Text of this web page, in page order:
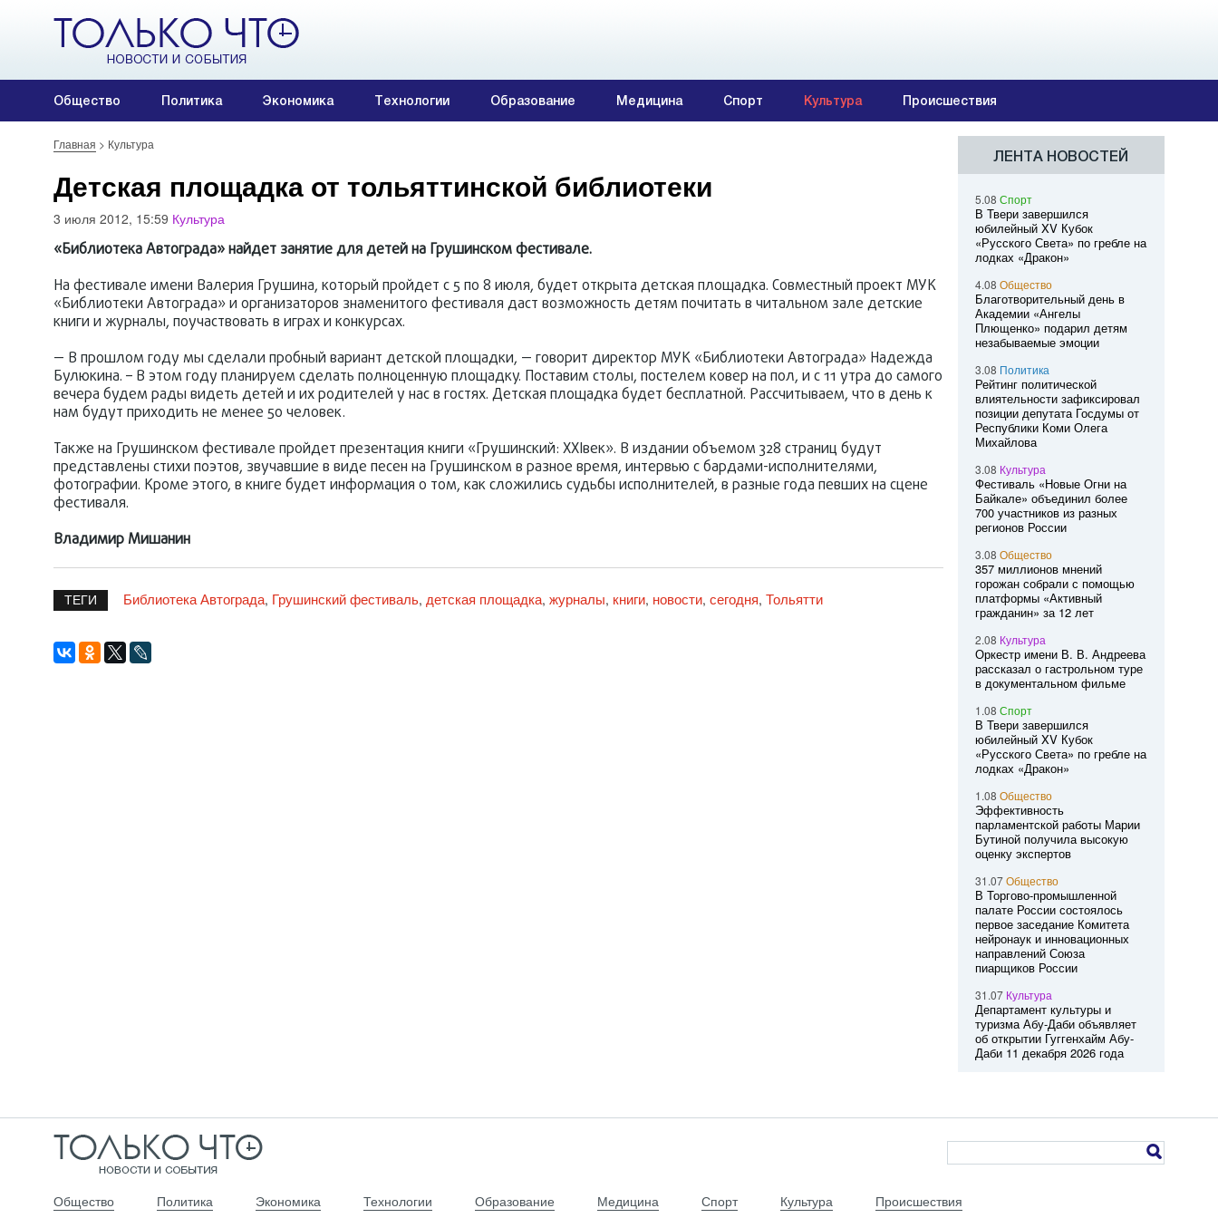
Общество Политика Экономика Технологии Образование Медицина Спорт Культура Происшествия
Главная > Культура
Детская площадка от тольяттинской библиотеки
3 июля 2012, 15:59 Культура
«Библиотека Автограда» найдет занятие для детей на Грушинском фестивале.
На фестивале имени Валерия Грушина, который пройдет с 5 по 8 июля, будет открыта детская площадка. Совместный проект МУК
«Библиотеки Автограда» и организаторов знаменитого фестиваля даст возможность детям почитать в читальном зале детские
книги и журналы, поучаствовать в играх и конкурсах.
— В прошлом году мы сделали пробный вариант детской площадки, — говорит директор МУК «Библиотеки Автограда» Надежда
Булюкина. – В этом году планируем сделать полноценную площадку. Поставим столы, постелем ковер на пол, и с 11 утра до самого
вечера будем рады видеть детей и их родителей у нас в гостях. Детская площадка будет бесплатной. Рассчитываем, что в день к
нам будут приходить не менее 50 человек.
Также на Грушинском фестивале пройдет презентация книги «Грушинский: XXIвек». В издании объемом 328 страниц будут
представлены стихи поэтов, звучавшие в виде песен на Грушинском в разное время, интервью с бардами-исполнителями,
фотографии. Кроме этого, в книге будет информация о том, как сложились судьбы исполнителей, в разные года певших на сцене
фестиваля.
Владимир Мишанин
ТЕГИ Библиотека Автограда, Грушинский фестиваль, детская площадка, журналы, книги, новости, сегодня, Тольятти
ЛЕНТА НОВОСТЕЙ
5.08 Спорт
В Твери завершился
юбилейный XV Кубок
«Русского Света» по гребле на
лодках «Дракон»
4.08 Общество
Благотворительный день в
Академии «Ангелы
Плющенко» подарил детям
незабываемые эмоции
3.08 Политика
Рейтинг политической
влиятельности зафиксировал
позиции депутата Госдумы от
Республики Коми Олега
Михайлова
3.08 Культура
Фестиваль «Новые Огни на
Байкале» объединил более
700 участников из разных
регионов России
3.08 Общество
357 миллионов мнений
горожан собрали с помощью
платформы «Активный
гражданин» за 12 лет
2.08 Культура
Оркестр имени В. В. Андреева
рассказал о гастрольном туре
в документальном фильме
1.08 Спорт
В Твери завершился
юбилейный XV Кубок
«Русского Света» по гребле на
лодках «Дракон»
1.08 Общество
Эффективность
парламентской работы Марии
Бутиной получила высокую
оценку экспертов
31.07Общество
В Торгово-промышленной
палате России состоялось
первое заседание Комитета
нейронаук и инновационных
направлений Союза
пиарщиков России
31.07 Культура
Департамент культуры и
туризма Абу-Даби объявляет
об открытии Гуггенхайм Абу-
Даби 11 декабря 2026 года
Общество Политика Экономика Технологии Образование Медицина Спорт Культура Происшествия